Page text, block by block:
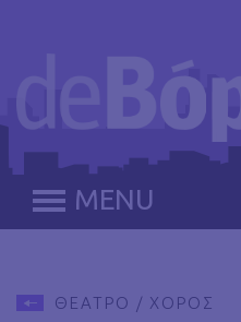
MENU
ΘΕΑΤΡΟ / ΧΟΡΟΣ